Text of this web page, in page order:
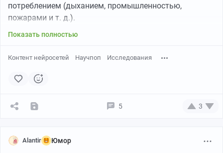
потреблением (дыханием, промышленностью,
пожарами и т. д.).
Показать полностью
Контент нейросетей Научпоп Исследования
5 3
Alantir Юмор